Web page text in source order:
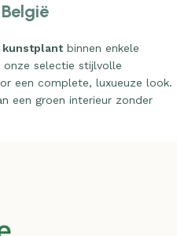
kunstplantbinnen enkele
onze selectie stijlvolle
een complete, luxueuze look.
een groen interieur zonder